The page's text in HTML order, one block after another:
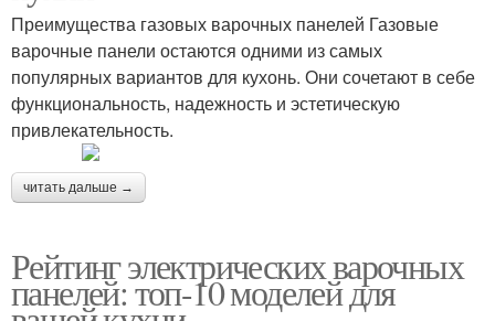
Преимущества газовых варочных панелей Газовые
варочные панели остаются одними из самых
популярных вариантов для кухонь. Они сочетают в себе
функциональность, надежность и эстетическую
привлекательность.
читать дальше →
Рейтинг электрических варочных
панелей: топ-10 моделей для